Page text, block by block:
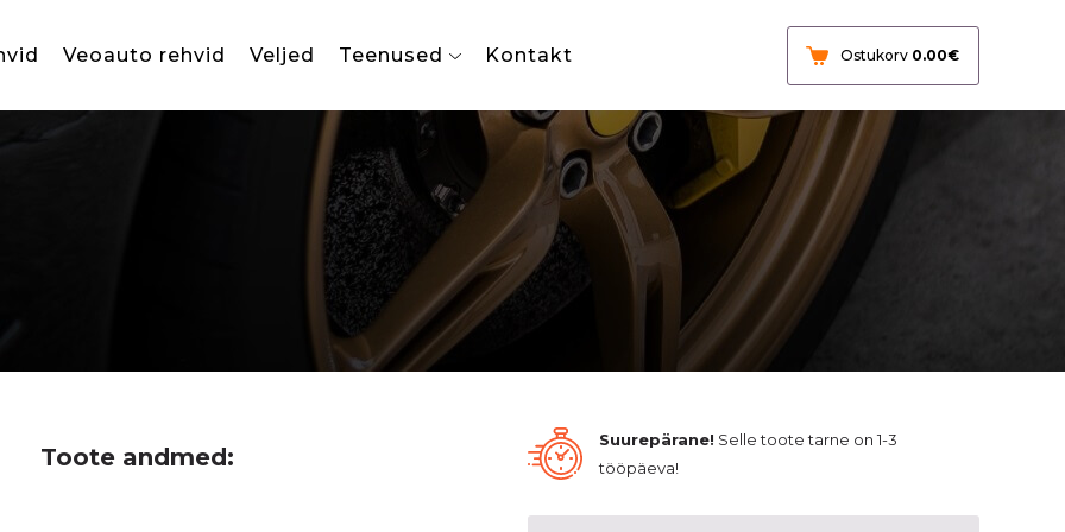
Veoauto rehvid Veljed Teenused Kontakt Ostukorv 0.00€
Toote andmed:
Suurepärane! Selle toote tarne on 1-3
tööpäeva!